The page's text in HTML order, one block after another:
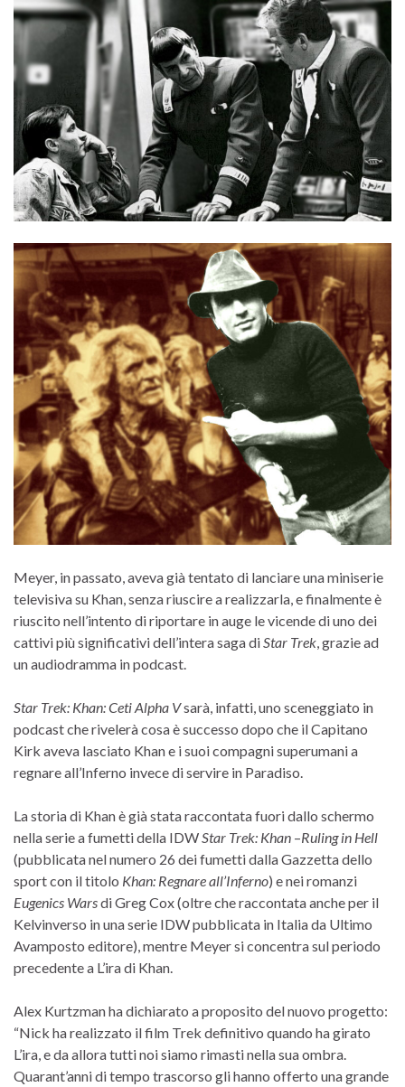
Meyer, in passato, aveva già tentato di lanciare una miniserie
televisiva su Khan, senza riuscire a realizzarla, e finalmente è
riuscito nell’intento di riportare in auge le vicende di uno dei
cattivi più significativi dell’intera saga di Star Trek , grazie ad
un audiodramma in podcast.
Star Trek: Khan: Ceti Alpha Vsarà, infatti, uno sceneggiato in
podcast che rivelerà cosa è successo dopo che il Capitano
Kirk aveva lasciato Khan e i suoi compagni superumani a
regnare all’Inferno invece di servire in Paradiso.
La storia di Khan è già stata raccontata fuori dallo schermo
nella serie a fumetti della IDW Star Trek: Khan –Ruling in Hell
(pubblicata nel numero 26 dei fumetti dalla Gazzetta dello
sport con il titolo Khan: Regnare all’Inferno) e nei romanzi
Eugenics Warsdi Greg Cox (oltre che raccontata anche per il
Kelvinverso in una serie IDW pubblicata in Italia da Ultimo
Avamposto editore), mentre Meyer si concentra sul periodo
precedente a L’ira di Khan.
Alex Kurtzman ha dichiarato a proposito del nuovo progetto:
“Nick ha realizzato il film Trek definitivo quando ha girato
L’ira, e da allora tutti noi siamo rimasti nella sua ombra.
Quarant’anni di tempo trascorso gli hanno offerto una grande